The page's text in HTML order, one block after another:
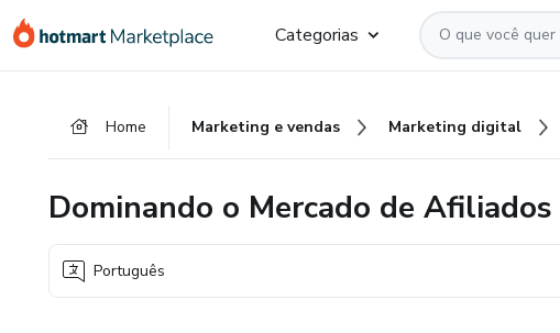
para
para
para
Categorias
Home Marketing e vendas Marketing digital
Dominando o Mercado de Afiliados
Português